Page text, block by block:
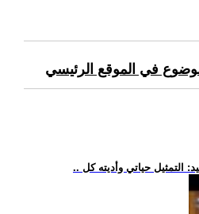
في الموقع الرئيسي
التمثيل حياتي وأديته كل